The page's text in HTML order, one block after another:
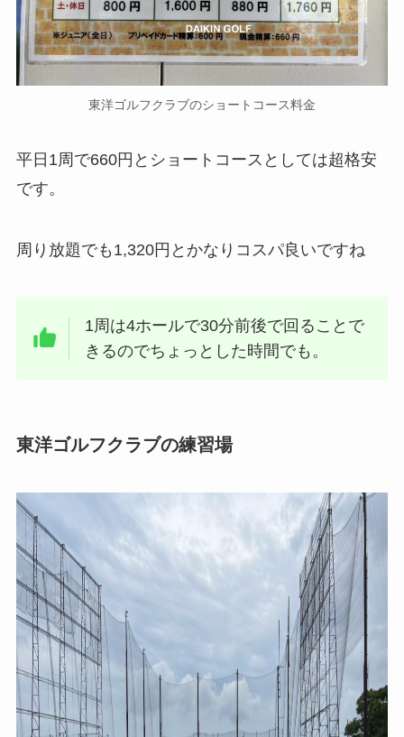
東洋ゴルフクラブのショートコース料金
平日1周で660円とショートコースとしては超格安
です。
周り放題でも1,320円とかなりコスパ良いですね
1周は4ホールで30分前後で回ることで
きるのでちょっとした時間でも。
東洋ゴルフクラブの練習場